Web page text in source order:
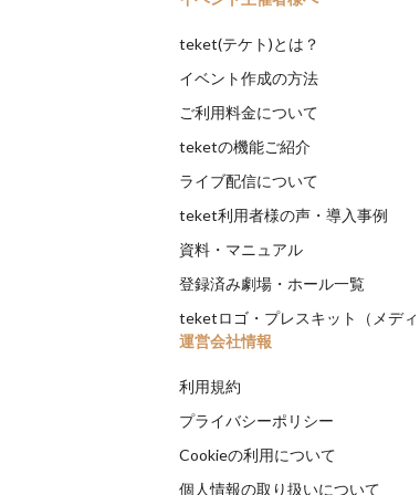
teket(テケト)とは？
イベント作成の方法
ご利用料金について
teketの機能ご紹介
ライブ配信について
teket利用者様の声・導入事例
資料・マニュアル
登録済み劇場・ホール一覧
teketロゴ・プレスキット（メディ
運営会社情報
利用規約
プライバシーポリシー
Cookieの利用について
個人情報の取り扱いについて